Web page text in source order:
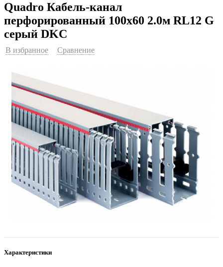
Quadro Кабель-канал
перфорированный 100x60 2.0м RL12 G
серый DKC
В избранное Сравнение
Характеристики